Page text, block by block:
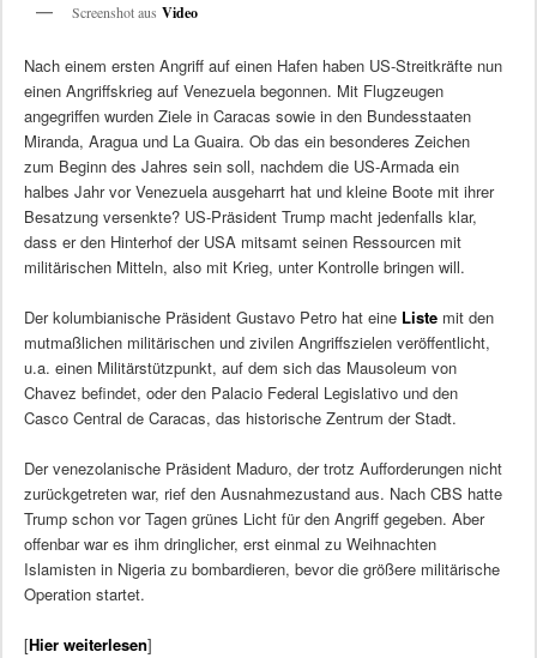
Screenshot aus Video
Nach einem ersten Angriff auf einen Hafen haben US-Streitkräfte nun
einen Angriffskrieg auf Venezuela begonnen. Mit Flugzeugen
angegriffen wurden Ziele in Caracas sowie in den Bundesstaaten
Miranda, Aragua und La Guaira. Ob das ein besonderes Zeichen
zum Beginn des Jahres sein soll, nachdem die US-Armada ein
halbes Jahr vor Venezuela ausgeharrt hat und kleine Boote mit ihrer
Besatzung versenkte? US-Präsident Trump macht jedenfalls klar,
dass er den Hinterhof der USA mitsamt seinen Ressourcen mit
militärischen Mitteln, also mit Krieg, unter Kontrolle bringen will.
Der kolumbianische Präsident Gustavo Petro hat eine Listemit den
mutmaßlichen militärischen und zivilen Angriffszielen veröffentlicht,
u.a. einen Militärstützpunkt, auf dem sich das Mausoleum von
Chavez befindet, oder den Palacio Federal Legislativo und den
Casco Central de Caracas, das historische Zentrum der Stadt.
Der venezolanische Präsident Maduro, der trotz Aufforderungen nicht
zurückgetreten war, rief den Ausnahmezustand aus. Nach CBS hatte
Trump schon vor Tagen grünes Licht für den Angriff gegeben. Aber
offenbar war es ihm dringlicher, erst einmal zu Weihnachten
Islamisten in Nigeria zu bombardieren, bevor die größere militärische
Operation startet.
[Hier weiterlesen]